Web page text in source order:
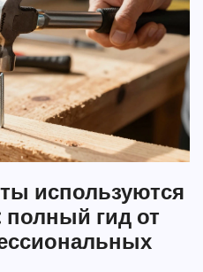
используются
полный гид от